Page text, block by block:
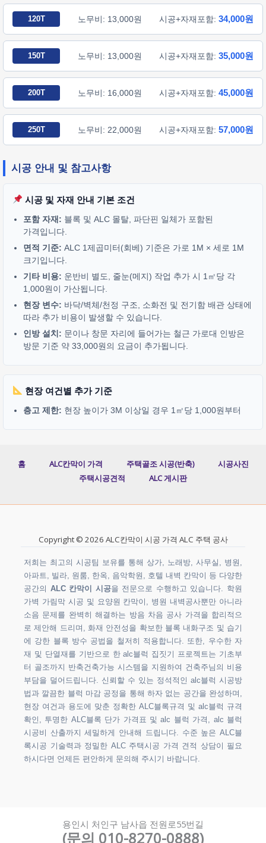
120T 노무비: 13,000원 시공+자재포함: 34,000원
150T 노무비: 13,000원 시공+자재포함: 35,000원
200T 노무비: 16,000원 시공+자재포함: 45,000원
250T 노무비: 22,000원 시공+자재포함: 57,000원
시공 안내 및 참고사항
시공 및 자재 안내 기본 조건
포함 자재: 블록 및 ALC 몰탈, 파단핀 일체가 포함된
가격입니다.
면적 기준: ALC 1제곱미터(회베) 기준은 가로 1M × 세로 1M
크기입니다.
기타 비용: 운반비 별도, 줄눈(메지) 작업 추가 시 1㎡당 각
1,000원이 가산됩니다.
현장 변수: 바닥/벽체/천정 구조, 소화전 및 전기함 배관 상태에
따라 추가 비용이 발생할 수 있습니다.
인방 설치: 문이나 창문 자리에 들어가는 철근 가로대 인방은
방문 기준 약 33,000원의 요금이 추가됩니다.
현장 여건별 추가 기준
층고 제한: 현장 높이가 3M 이상일 경우 1㎡당 1,000원부터
홈 ALC칸막이 가격 주택골조 시공(반축)
시공사진
주택시공견적
ALC 게시판
Copyright © 2026 ALC칸막이 시공 가격 ALC 주택 공사
저희는 최고의 시공팀 보유를 통해 상가, 노래방, 사무실, 병원,
아파트, 빌라, 원룸, 한옥, 음악학원, 호텔 내벽 칸막이 등 다양한
공간의 ALC 칸막이 시공을 전문으로 수행하고 있습니다. 학원
가벽 가림막 시공 및 요양원 칸막이, 병원 내벽공사뿐만 아니라
소음 문제를 완벽히 해결하는 방음 차음 공사 가격을 합리적으
로 제안해 드리며, 화재 안전성을 확보한 블록 내화구조 및 습기
에 강한 블록 방수 공법을 철저히 적용합니다. 또한, 우수한 자
재 및 단열재를 기반으로 한 alc블럭 집짓기 프로젝트는 기초부
터 골조까지 반축건축가능 시스템을 지원하여 건축주님의 비용
부담을 덜어드립니다. 신뢰할 수 있는 정석적인 alc블럭 시공방
법과 깔끔한 블럭 마감 공정을 통해 하자 없는 공간을 완성하며,
현장 여건과 용도에 맞춘 정확한 ALC블록규격 및 alc블럭 규격
확인, 투명한 ALC블록 단가 가격표 및 alc 블럭 가격, alc 블럭
시공비 산출까지 세밀하게 안내해 드립니다. 수준 높은 ALC블
록시공 기술력과 정밀한 ALC 주택시공 가격 견적 상담이 필요
하시다면 언제든 편안하게 문의해 주시기 바랍니다.
용인시 처인구 남사읍 전원로55번길
(문의 010-8270-0888)